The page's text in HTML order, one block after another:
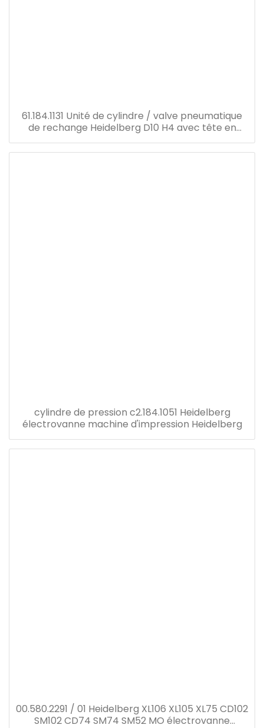
61.184.1131 Unité de cylindre / valve pneumatique
de rechange Heidelberg D10 H4 avec tête en
cylindre de pression c2.184.1051 Heidelberg
électrovanne machine d'impression Heidelberg
00.580.2291 / 01 Heidelberg XL106 XL105 XL75 CD102
SM102 CD74 SM74 SM52 MO électrovanne